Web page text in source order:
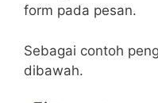
form pada pesan.
Sebagai contoh
dibawah.